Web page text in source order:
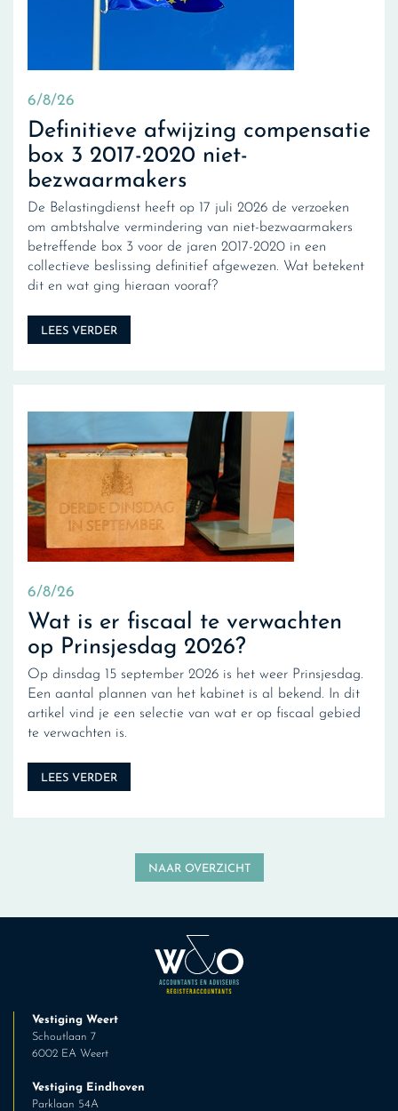
6/8/26
Definitieve afwijzing compensatie
box 3 2017-2020 niet-
bezwaarmakers
De Belastingdienst heeft op 17 juli 2026 de verzoeken
om ambtshalve vermindering van niet-bezwaarmakers
betreffende box 3 voor de jaren 2017-2020 in een
collectieve beslissing definitief afgewezen. Wat betekent
dit en wat ging hieraan vooraf?
LEES VERDER
6/8/26
Wat is er fiscaal te verwachten
op Prinsjesdag 2026?
Op dinsdag 15 september 2026 is het weer Prinsjesdag.
Een aantal plannen van het kabinet is al bekend. In dit
artikel vind je een selectie van wat er op fiscaal gebied
te verwachten is.
LEES VERDER
NAAR OVERZICHT
Vestiging Weert
Schoutlaan 7
6002 EA Weert
Vestiging Eindhoven
Parklaan 54A